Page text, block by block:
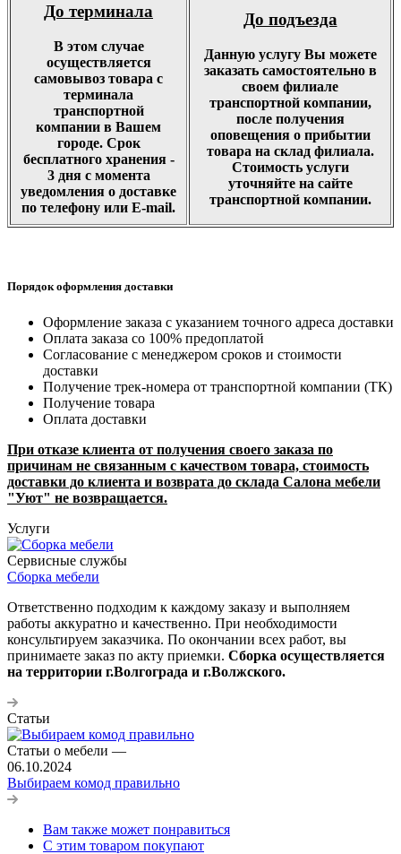
До терминала
В этом случае
осуществляется
самовывоз товара с
терминала
транспортной
компании в Вашем
городе. Срок
бесплатного хранения -
3 дня с момента
уведомления о доставке
по телефону или E-mail.
До подъезда
Данную услугу Вы можете
заказать самостоятельно в
своем филиале
транспортной компании,
после получения
оповещения о прибытии
товара на склад филиала.
Стоимость услуги
уточняйте на сайте
транспортной компании.
Порядок оформления доставки
Оформление заказа с указанием точного адреса доставки
Оплата заказа со 100% предоплатой
Согласование с менеджером сроков и стоимости
доставки
Получение трек-номера от транспортной компании (ТК)
Получение товара
Оплата доставки
При отказе клиента от получения своего заказа по
причинам не связанным с качеством товара, стоимость
доставки до клиента и возврата до склада Салона мебели
"Уют" не возвращается.
Услуги
Сервисные службы
Сборка мебели
Ответственно подходим к каждому заказу и выполняем
работы аккуратно и качественно. При необходимости
консультируем заказчика. По окончании всех работ, вы
принимаете заказ по акту приемки. Сборка осуществляется
на территории г.Волгограда и г.Волжского.
Статьи
Статьи о мебели —
06.10.2024
Выбираем комод правильно
Вам также может понравиться
С этим товаром покупают